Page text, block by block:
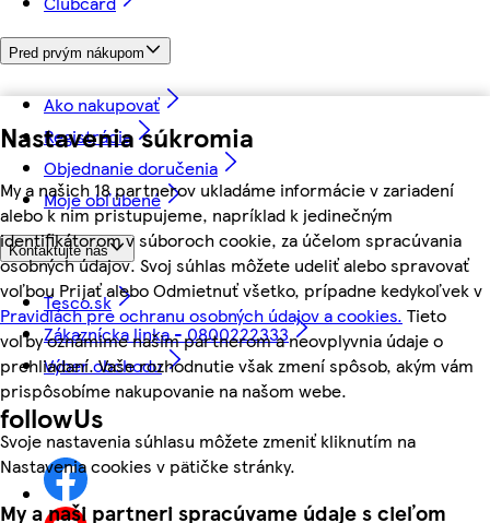
Nastavenia súkromia
My a našich 18 partnerov ukladáme informácie v zariadení
alebo k nim pristupujeme, napríklad k jedinečným
identifikátorom v súboroch cookie, za účelom spracúvania
osobných údajov. Svoj súhlas môžete udeliť alebo spravovať
voľbou Prijať alebo Odmietnuť všetko, prípadne kedykoľvek v
Pravidlách pre ochranu osobných údajov a cookies. Tieto
voľby oznámime našim partnerom a neovplyvnia údaje o
prehliadaní. Vaše rozhodnutie však zmení spôsob, akým vám
prispôsobíme nakupovanie na našom webe.
Svoje nastavenia súhlasu môžete zmeniť kliknutím na
Nastavenia cookies v pätičke stránky.
My a naši partneri spracúvame údaje s cieľom
Pred prvým nákupom
Ako nakupovať
Registrácia
Objednanie doručenia
Moje obľúbené
Kontaktujte nás
Tesco.sk
Zákaznícka linka - 0800222333
Výber obchodu
followUs